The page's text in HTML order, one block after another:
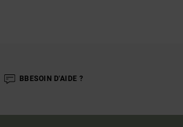
BBESOIN D'AIDE ?